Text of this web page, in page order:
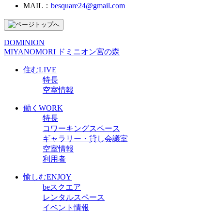
MAIL： besquare24@gmail.com
DOMINION
MIYANOMORI ドミニオン宮の森
住むLIVE
特長
空室情報
働く WORK
特長
コワーキングスペース
ギャラリー・貸し会議室
空室情報
利用者
愉しむENJOY
beスクエア
レンタルスペース
イベント情報